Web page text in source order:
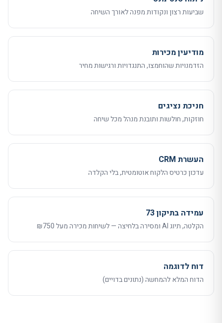
שביעות רצון ונקודות מפנה לאורך השיחה
מודיעין מכירות
הזדמנויות שהוחמצו, התנגדויות ורגישות מחיר
חניכת נציגים
חוזקות, חולשות ותובנת מנהל מכל שיחה
העשרת CRM
עדכון כרטיס הלקוח אוטומטית, בלי הקלדה
עמידה בתיקון 73
הקלטה, תיוג AI ומסירה בלחיצה — לשיחות מכירה מעל ₪750
דוח לדוגמה
הדוח המלא להמחשה (נתונים בדויים)